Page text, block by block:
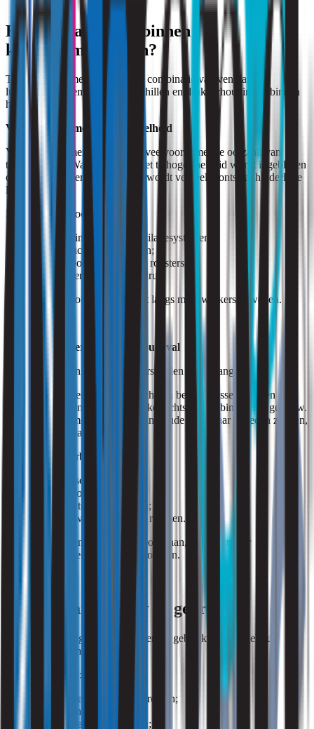
Hoe ontstaat tocht binnen
kantooromgevingen?
Tocht ontstaat meestal door een combinatie van ventilatie,
luchtsnelheid, temperatuurverschillen en drukverhoudingen binnen
het gebouw.
Ventilatiesystemen en luchtsnelheid
Ventilatiesystemen vormen een veelvoorkomende oorzaak van
tochtklachten. Wanneer lucht met te hoge snelheid wordt ingeblazen
of ongunstig over werkplekken wordt verdeeld, ontstaat hinderlijke
luchtstroming.
Dit gebeurt bijvoorbeeld door:
verkeerd ingeregelde ventilatiesystemen;
te hoge luchthoeveelheden;
onjuiste positionering van roosters;
lokale overdruk of onderdruk.
Daardoor kan koude lucht direct langs medewerkers bewegen.
Temperatuurverschillen en koudeval
Daarnaast spelen temperatuurverschillen een belangrijke rol.
Wanneer grote temperatuurverschillen bestaan tussen ruimten of
oppervlakken, ontstaan natuurlijke luchtstromen binnen het gebouw.
Vooral langs ramen en gevels kan koude lucht naar beneden zakken,
ook wel koudeval genoemd.
Dit komt bijvoorbeeld voor bij:
slecht geïsoleerde gevels;
grote glasoppervlakken;
koude buitentemperaturen;
lokale opwarming binnen ruimten.
Daardoor kunnen tochtklachten ontstaan, zelfs wanneer
ventilatiesystemen correct functioneren.
Invloed van gebouw en gebruik
Ook bouwkundige eigenschappen en gebruik van het gebouw
beïnvloeden luchtstromen.
Denk hierbij aan:
open deuren of verkeersstromen;
verschillen in bezetting;
indeling van werkplekken;